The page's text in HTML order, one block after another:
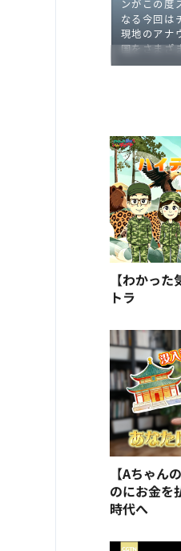
【わかっ
トラ
【Aちゃ
のにお金を
時代へ